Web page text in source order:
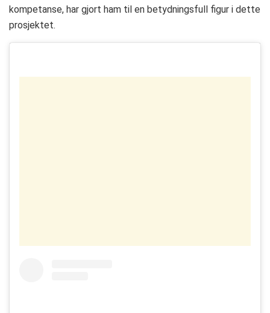
kompetanse, har gjort ham til en betydningsfull figur i dette
prosjektet.